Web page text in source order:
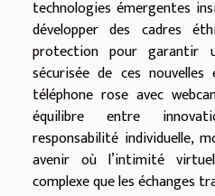
technologies émergentes
développer des cadres
protection pour garantir
sécurisée de ces
téléphone rose avec
équilibre entre
responsabilité individuelle,
avenir où l’intimité
complexe que les échanges